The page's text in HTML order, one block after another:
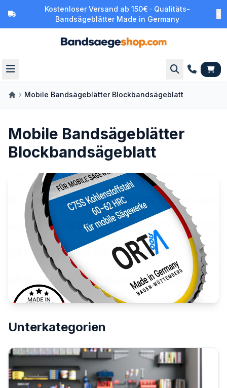
Kostenloser Versand ab 150€ · Qualitäts-
Bandsägeblätter Made in Germany
Mobile Bandsägeblätter Blockbandsägeblatt
Mobile Bandsägeblätter
Blockbandsägeblatt
Unterkategorien